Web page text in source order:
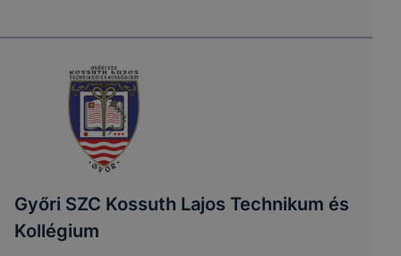
Győri SZC Kossuth Lajos Technikum és
Kollégium